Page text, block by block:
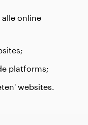
alle online
platforms;
websites.